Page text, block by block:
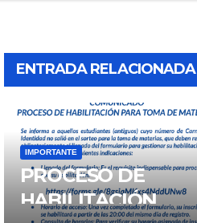
ENTRADA RELACIONADA
IMPORTANTE
PROCESO DE
HABILITACIÓN